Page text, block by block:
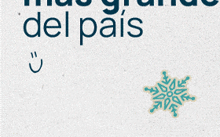
El gobernador entregó más
en San Martín de los Andes.
contar con la escritura
créditos no bancarios de la
que el Estado neuquino
igualar oportunidades.